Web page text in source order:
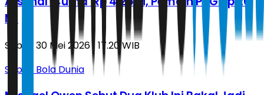
M!
Sabtu, 30 Mei 2026 | 17.20 WIB
Sepak Bola Dunia